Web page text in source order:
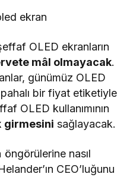
OLED ekranların
mâl olmayacak.
günümüz OLED
bir fiyat etiketiyle
OLED kullanımının
girmesini sağlayacak.
öngörülerine nasıl
CEO’luğunu